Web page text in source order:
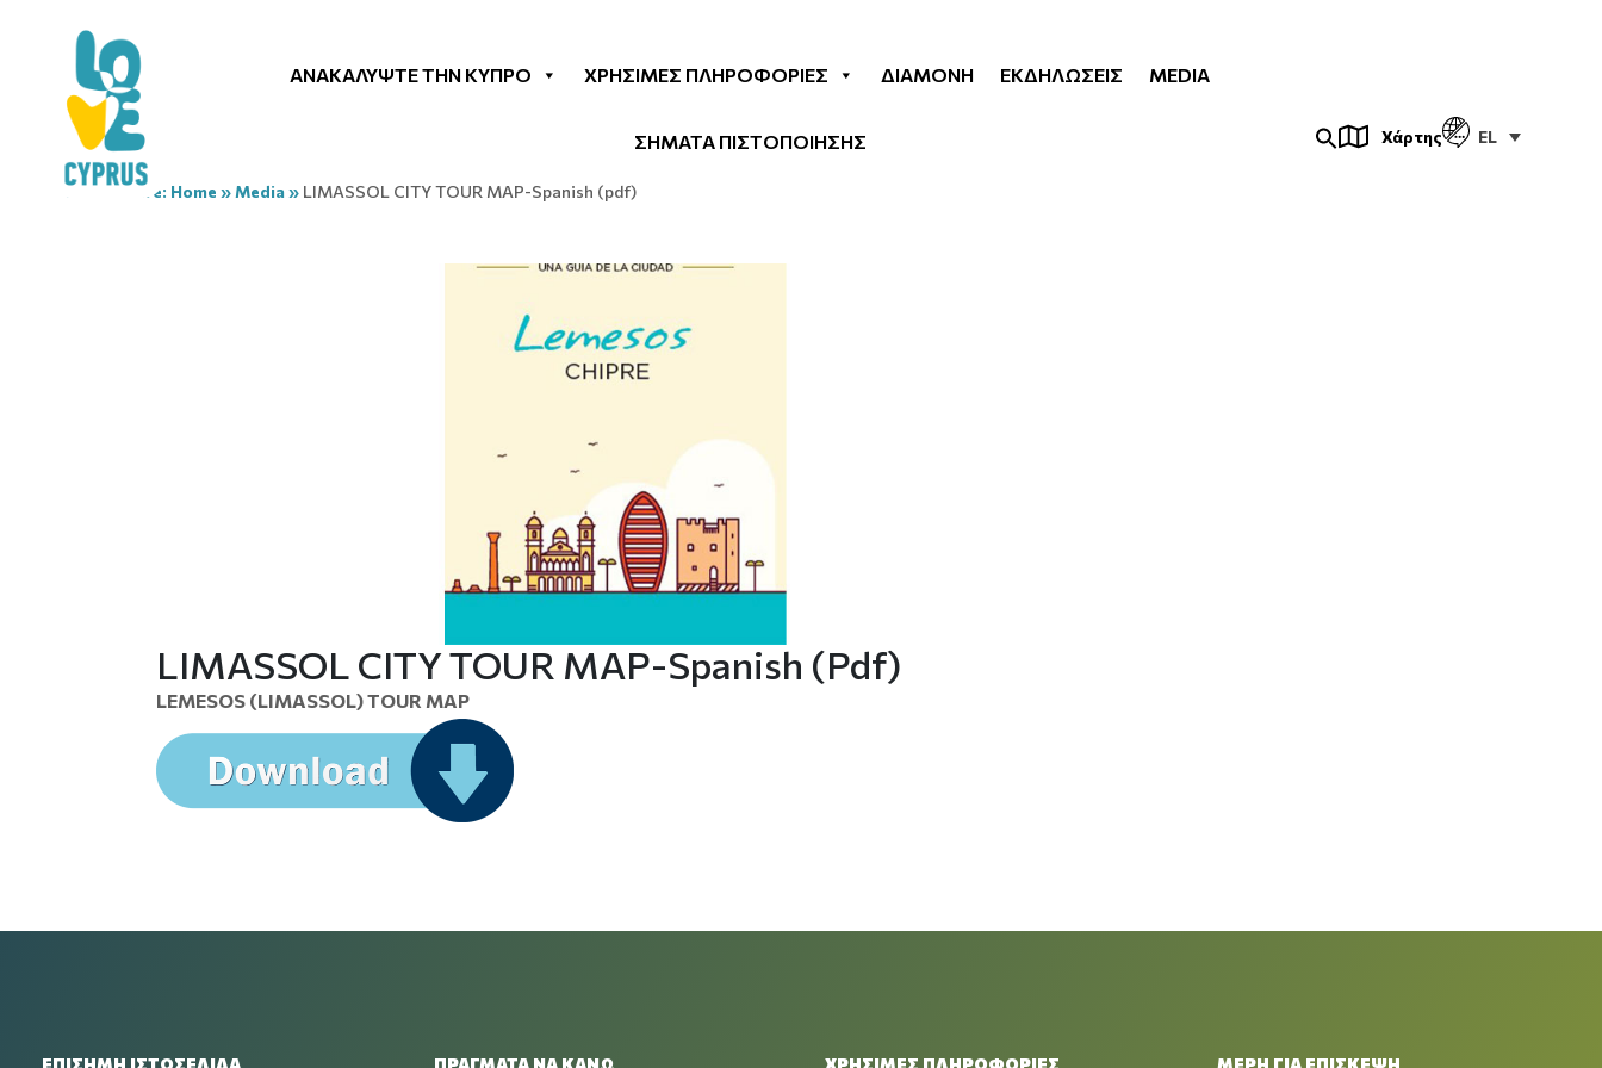
ΑΝΑΚΑΛΎΨΤΕ ΤΗΝ ΚΎΠΡΟ ΧΡΉΣΙΜΕΣ ΠΛΗΡΟΦΟΡΊΕΣ ΔΙΑΜΟΝΉ ΕΚΔΗΛΏΣΕΙΣ MEDIA
ΣΗΜΑΤΑ ΠΙΣΤΟΠΟΙΗΣΗΣ Χάρτης EL
You are here: Home » Media» LIMASSOL CITY TOUR MAP-Spanish (pdf)
LIMASSOL CITY TOUR MAP-Spanish (pdf)
LEMESOS (LIMASSOL) TOUR MAP